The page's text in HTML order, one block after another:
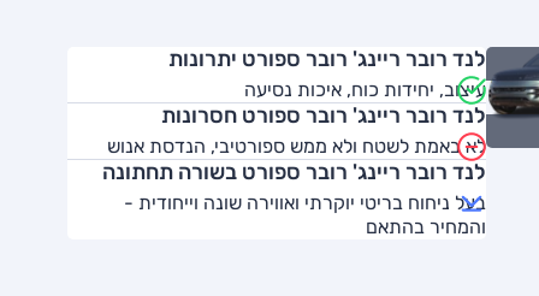
לנד רובר ריינג' רובר ספורט יתרונות
עיצוב, יחידות כוח, איכות נסיעה
לנד רובר ריינג' רובר ספורט חסרונות
לא באמת לשטח ולא ממש ספורטיבי, הנדסת אנוש
לנד רובר ריינג' רובר ספורט בשורה תחתונה
בעל ניחוח בריטי יוקרתי ואווירה שונה וייחודית -
והמחיר בהתאם